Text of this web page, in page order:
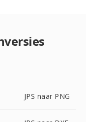
JPS naar PNG